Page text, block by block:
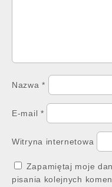
Nazwa*
E-mail *
Witryna internetowa
Zapamiętaj moje
pisania kolejnych